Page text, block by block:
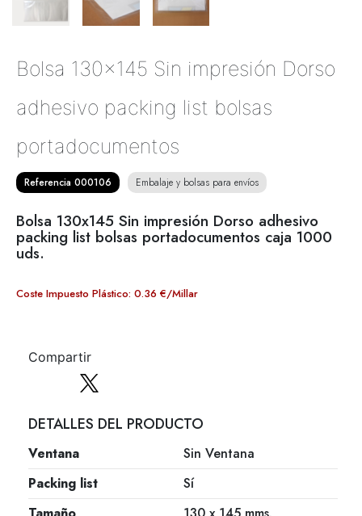
Bolsa 130x145 Sin impresión Dorso
adhesivo packing list bolsas
portadocumentos
Referencia 000106 Embalaje y bolsas para envíos
Bolsa 130x145 Sin impresión Dorso adhesivo
packing list bolsas portadocumentos caja 1000
uds.
Coste Impuesto Plástico: 0.36 €/Millar
Compartir
DETALLES DEL PRODUCTO
Ventana
Sin Ventana
Packing list
Sí